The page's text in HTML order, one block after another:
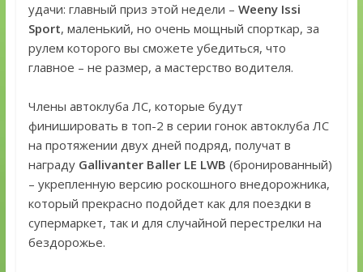
удачи: главный приз этой недели – Weeny Issi
Sport, маленький, но очень мощный спорткар, за
рулем которого вы сможете убедиться, что
главное – не размер, а мастерство водителя.
Члены автоклуба ЛС, которые будут
финишировать в топ-2 в серии гонок автоклуба ЛС
на протяжении двух дней подряд, получат в
награду Gallivanter Baller LE LWB (бронированный)
– укрепленную версию роскошного внедорожника,
который прекрасно подойдет как для поездки в
супермаркет, так и для случайной перестрелки на
бездорожье.